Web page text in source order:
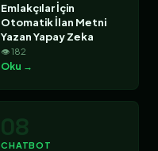
Emlakçılar İçin
Otomatik İlan Metni
Yazan Yapay Zeka
👁 182
Oku →
08
CHATBOT